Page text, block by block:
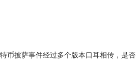
币披萨事件经过多个版本口耳相传，是否